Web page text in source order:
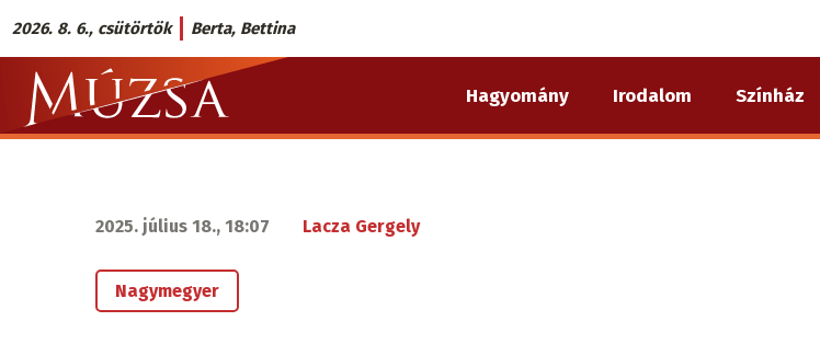
Ugrás
a
tartalomra
2026. 8. 6., csütörtök Berta, Bettina
Múzsa.sk
fő
Hagyomány Irodalom Színház
2025. július 18., 18:07 Lacza Gergely
Nagymegyer